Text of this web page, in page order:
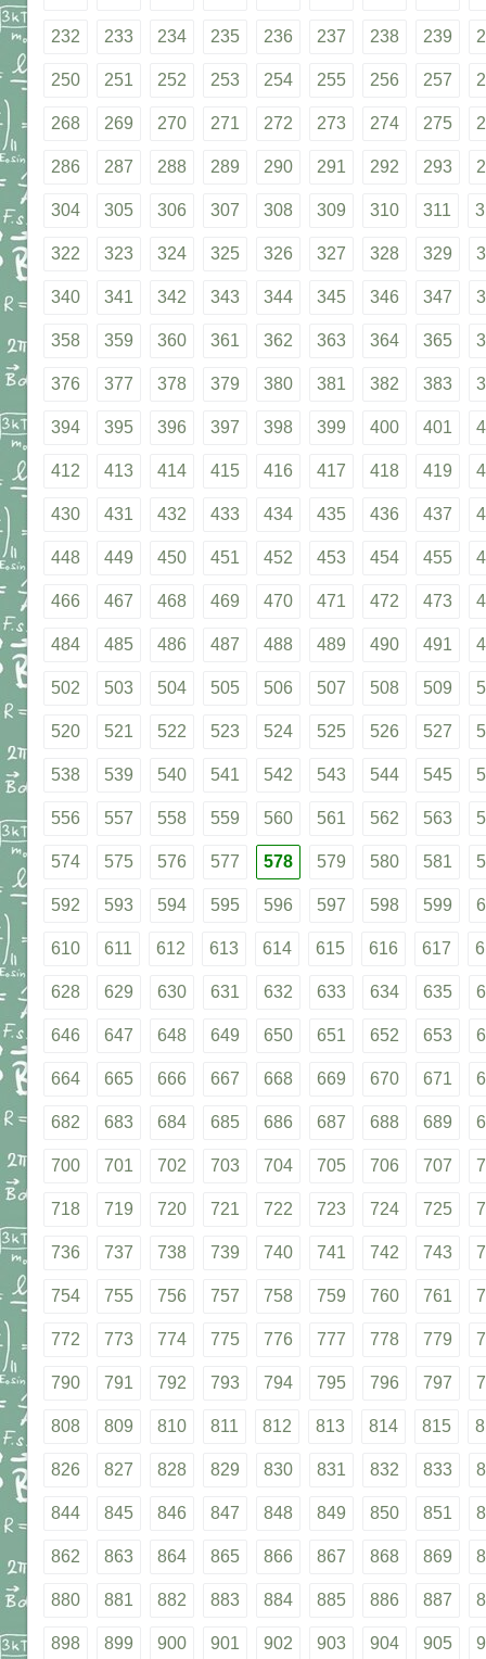
232 233 234 235 236 237 238 239
250 251 252 253 254 255 256 257
268 269 270 271 272 273 274 275
286 287 288 289 290 291 292 293
304 305 306 307 308 309 310 311
322 323 324 325 326 327 328 329
340 341 342 343 344 345 346 347
358 359 360 361 362 363 364 365
376 377 378 379 380 381 382 383
394 395 396 397 398 399 400 401
412 413 414 415 416 417 418 419
430 431 432 433 434 435 436 437
448 449 450 451 452 453 454 455
466 467 468 469 470 471 472 473
484 485 486 487 488 489 490 491
502 503 504 505 506 507 508 509
520 521 522 523 524 525 526 527
538 539 540 541 542 543 544 545
556 557 558 559 560 561 562 563
574 575 576 577 578 579 580 581
592 593 594 595 596 597 598 599
610 611 612 613 614 615 616 617
628 629 630 631 632 633 634 635
646 647 648 649 650 651 652 653
664 665 666 667 668 669 670 671
682 683 684 685 686 687 688 689
700 701 702 703 704 705 706 707
718 719 720 721 722 723 724 725
736 737 738 739 740 741 742 743
754 755 756 757 758 759 760 761
772 773 774 775 776 777 778 779
790 791 792 793 794 795 796 797
808 809 810 811 812 813 814 815
826 827 828 829 830 831 832 833
844 845 846 847 848 849 850 851
862 863 864 865 866 867 868 869
880 881 882 883 884 885 886 887
898 899 900 901 902 903 904 905